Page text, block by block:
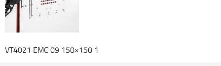
VT4021 EMC 09 150×150 1